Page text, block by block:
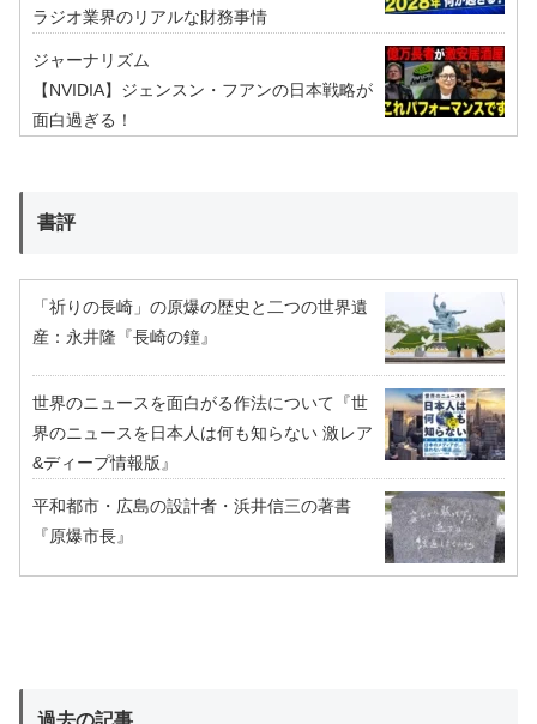
ラジオ業界のリアルな財務事情
ジャーナリズム
【NVIDIA】ジェンスン・フアンの日本戦略が
面白過ぎる！
書評
「祈りの長崎」の原爆の歴史と二つの世界遺
産：永井隆『長崎の鐘』
世界のニュースを面白がる作法について『世
界のニュースを日本人は何も知らない 激レア
&ディープ情報版』
平和都市・広島の設計者・浜井信三の著書
『原爆市長』
過去の記事